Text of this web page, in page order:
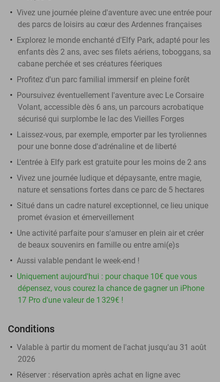
Vivez une journée pleine d'aventure avec une entrée pour
des parcs de loisirs au cœur des Ardennes françaises
Explorez le monde enchanté d'Elfy Park, adapté pour les
enfants dès 2 ans, avec ses filets aériens, toboggans, sa
cabane perchée et ses créatures féeriques
Profitez d'un parc familial immersif en pleine forêt
Poursuivez éventuellement l'aventure avec Le Corsaire
Volant, accessible dès 6 ans, un parcours acrobatique
sécurisé qui surplombe le lac des Vieilles Forges
Laissez-vous, par exemple, emporter par les tyroliennes
pour une bonne dose d'adrénaline et de liberté
L'entrée à Elfy park est gratuite pour les moins de 2 ans
Vivez une journée ludique et dépaysante, entre magie,
nature et sensations fortes dans ce parc de 5 hectares
Situé dans un cadre naturel exceptionnel, ce lieu unique
promet évasion et émerveillement
Une activité parfaite pour s'amuser en plein air et créer
de beaux souvenirs en famille ou entre ami(e)s
Aussi valable pendant le week-end !
Uniquement aujourd'hui : pour chaque 10€ que vous
dépensez, vous courez la chance de gagner un iPhone
17 Pro d'une valeur de 1 329€ !
Conditions
Valable à partir du moment de l'achat jusqu'au 31 août
2026
Réserver : réservation après achat en ligne avec